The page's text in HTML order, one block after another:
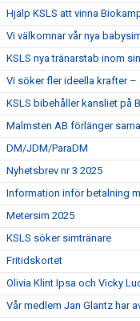
Hjälp KSLS att vinna
Vi välkomnar vår nya
KSLS nya tränarstab inom
Vi söker fler ideella krafter –
KSLS bibehåller kansliet på
Malmsten AB förlänger
DM/JDM/ParaDM
Nyhetsbrev nr 3 2025
Information inför betalning
Metersim 2025
KSLS söker simtränare
Fritidskortet
Olivia Klint Ipsa och Vicky
Vår medlem Jan Glantz har